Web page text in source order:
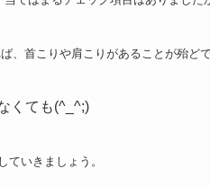
、首こりや肩こりがあることが殆どで
くても(^_^;)
ていきましょう。